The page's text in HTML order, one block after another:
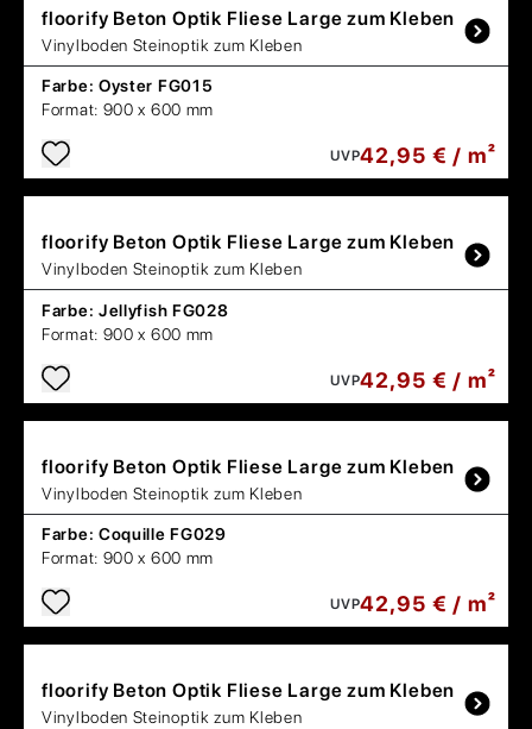
floorify Beton Optik Fliese Large zum Kleben
Vinylboden Steinoptik zum Kleben
Farbe: Oyster FG015
Format: 900 x 600 mm
UVP42,95 € / m²
floorify Beton Optik Fliese Large zum Kleben
Vinylboden Steinoptik zum Kleben
Farbe: Jellyfish FG028
Format: 900 x 600 mm
UVP42,95 € / m²
floorify Beton Optik Fliese Large zum Kleben
Vinylboden Steinoptik zum Kleben
Farbe: Coquille FG029
Format: 900 x 600 mm
UVP42,95 € / m²
floorify Beton Optik Fliese Large zum Kleben
Vinylboden Steinoptik zum Kleben